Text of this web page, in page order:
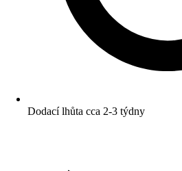
Dodací lhůta cca 2-3 týdny